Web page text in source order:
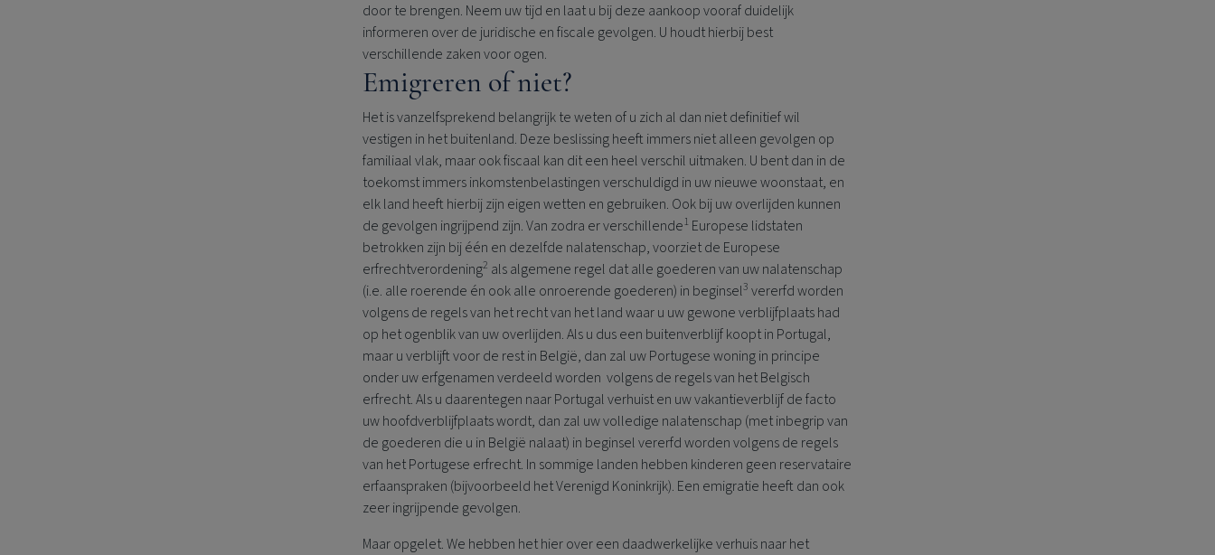
door te brengen. Neem uw tijd en laat u bij deze aankoop vooraf duidelijk
informeren over de juridische en fiscale gevolgen. U houdt hierbij best
verschillende zaken voor ogen.
Emigreren of niet?
Het is vanzelfsprekend belangrijk te weten of u zich al dan niet definitief wil
vestigen in het buitenland. Deze beslissing heeft immers niet alleen gevolgen op
familiaal vlak, maar ook fiscaal kan dit een heel verschil uitmaken. U bent dan in de
toekomst immers inkomstenbelastingen verschuldigd in uw nieuwe woonstaat, en
elk land heeft hierbij zijn eigen wetten en gebruiken. Ook bij uw overlijden kunnen
de gevolgen ingrijpend zijn. Van zodra er verschillende1Europese lidstaten
betrokken zijn bij één en dezelfde nalatenschap, voorziet de Europese
erfrechtverordening2 als algemene regel dat alle goederen van uw nalatenschap
(i.e. alle roerende én ook alle onroerende goederen) in beginsel3 vererfd worden
volgens de regels van het recht van het land waar u uw gewone verblijfplaats had
op het ogenblik van uw overlijden. Als u dus een buitenverblijf koopt in Portugal,
maar u verblijft voor de rest in België, dan zal uw Portugese woning in principe
onder uw erfgenamen verdeeld worden volgens de regels van het Belgisch
erfrecht. Als u daarentegen naar Portugal verhuist en uw vakantieverblijf de facto
uw hoofdverblijfplaats wordt, dan zal uw volledige nalatenschap (met inbegrip van
de goederen die u in België nalaat) in beginsel vererfd worden volgens de regels
van het Portugese erfrecht. In sommige landen hebben kinderen geen reservataire
erfaanspraken (bijvoorbeeld het Verenigd Koninkrijk). Een emigratie heeft dan ook
zeer ingrijpende gevolgen.
Maar opgelet. We hebben het hier over een daadwerkelijke verhuis naar het